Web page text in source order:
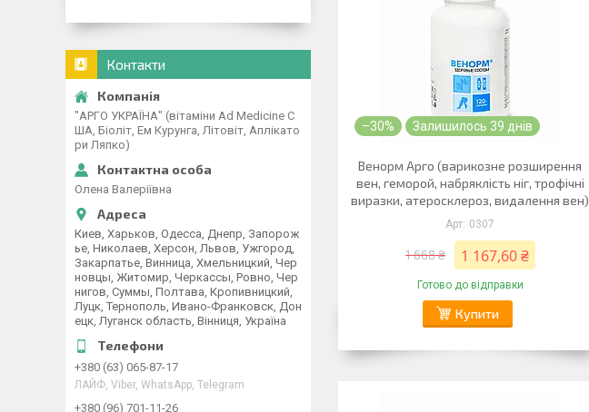
–30% Залишилось 39 днів
Венорм Арго (варикозне розширення
вен, геморой, набряклість ніг, трофічні
виразки, атеросклероз, видалення вен)
0307
1 668 ₴ 1 167,60 ₴
Готово до відправки
Купити
Контакти
"АРГО УКРАЇНА" (вітаміни Ad Medicine С
ША, Біоліт, Ем Курунга, Літовіт, Аплікато
ри Ляпко)
Олена Валеріївна
Киев, Харьков, Одесса, Днепр, Запорож
ье, Николаев, Херсон, Львов, Ужгород,
Закарпатье, Винница, Хмельницкий, Чер
новцы, Житомир, Черкассы, Ровно, Чер
нигов, Суммы, Полтава, Кропивницкий,
Луцк, Тернополь, Ивано-Франковск, Дон
ецк, Луганск область, Вінниця, Україна
+380 (63) 065-87-17
ЛАЙФ, Viber, WhatsApp, Telegram
+380 (96) 701-11-26